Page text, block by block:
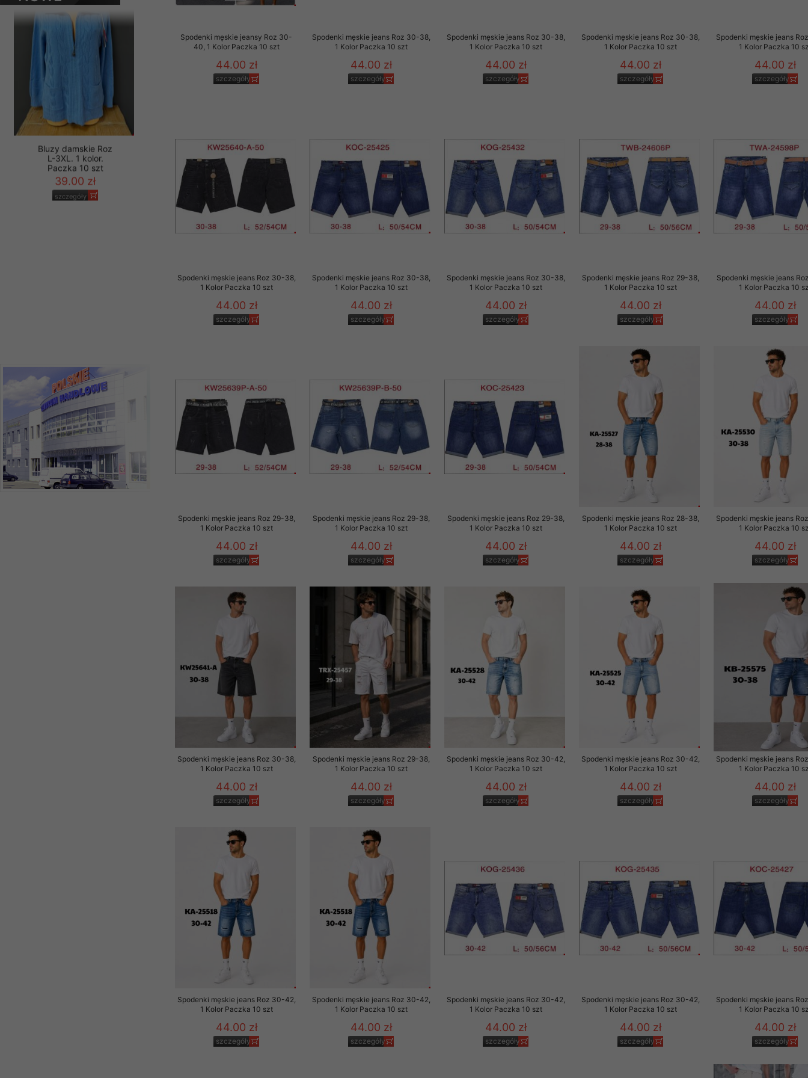
PRODUKTY
szczegóły
Bluzy damskie Roz
L-3XL. 1 kolor.
Spodenki męskie jeansy Roz 30-
40, 1 Kolor Paczka 10 szt
44.00 zł
szczegóły
Spodenki męskie jeans Roz 30-38,
1 Kolor Paczka 10 szt
44.00 zł
szczegóły
Spodenki męskie jeans Roz 30-38,
1 Kolor Paczka 10 szt
44.00 zł
szczegóły
Spodenki męskie jeans Roz 30-38,
1 Kolor Paczka 10 szt
44.00 zł
szczegóły
Spodenki męskie jeans
1 Kolor Paczka 10
44.00 zł
szczegóły
Spodenki męskie jeans Roz 30-38,
1 Kolor Paczka 10 szt
44.00 zł
szczegóły
Spodenki męskie jeans Roz 30-38,
1 Kolor Paczka 10 szt
44.00 zł
szczegóły
Spodenki męskie jeans Roz 30-38,
1 Kolor Paczka 10 szt
44.00 zł
szczegóły
Spodenki męskie jeans Roz 29-38,
1 Kolor Paczka 10 szt
44.00 zł
szczegóły
Spodenki męskie jeans
1 Kolor Paczka 10
44.00 zł
szczegóły
Spodenki męskie jeans Roz 29-38,
1 Kolor Paczka 10 szt
44.00 zł
szczegóły
Spodenki męskie jeans Roz 29-38,
1 Kolor Paczka 10 szt
44.00 zł
szczegóły
Spodenki męskie jeans Roz 29-38,
1 Kolor Paczka 10 szt
44.00 zł
szczegóły
Spodenki męskie jeans Roz 28-38,
1 Kolor Paczka 10 szt
44.00 zł
szczegóły
Spodenki męskie jeans
1 Kolor Paczka 10
44.00 zł
szczegóły
Spodenki męskie jeans Roz 30-38,
1 Kolor Paczka 10 szt
44.00 zł
szczegóły
Spodenki męskie jeans Roz 29-38,
1 Kolor Paczka 10 szt
44.00 zł
szczegóły
Spodenki męskie jeans Roz 30-42,
1 Kolor Paczka 10 szt
44.00 zł
szczegóły
Spodenki męskie jeans Roz 30-42,
1 Kolor Paczka 10 szt
44.00 zł
szczegóły
Spodenki męskie jeans
1 Kolor Paczka 10
44.00 zł
szczegóły
Spodenki męskie jeans Roz 30-42,
1 Kolor Paczka 10 szt
44.00 zł
szczegóły
Spodenki męskie jeans Roz 30-42,
1 Kolor Paczka 10 szt
44.00 zł
szczegóły
Spodenki męskie jeans Roz 30-42,
1 Kolor Paczka 10 szt
44.00 zł
szczegóły
Spodenki męskie jeans Roz 30-42,
1 Kolor Paczka 10 szt
44.00 zł
szczegóły
Spodenki męskie jeans
1 Kolor Paczka 10
44.00 zł
szczegóły
zawierającego akceptację na otrzymywanie newslettera o aktualnych promocjach, rabatach i nowościach w
naszym Sklepie. Materiały te dotyczą wyłącznie oferty naszego Sklepu.
Wszelkie pytania, wnioski i sugestie odnoszące się do ochrony Państwa prywatności, w szczególności danych
osobowych prosimy zgłaszać na email